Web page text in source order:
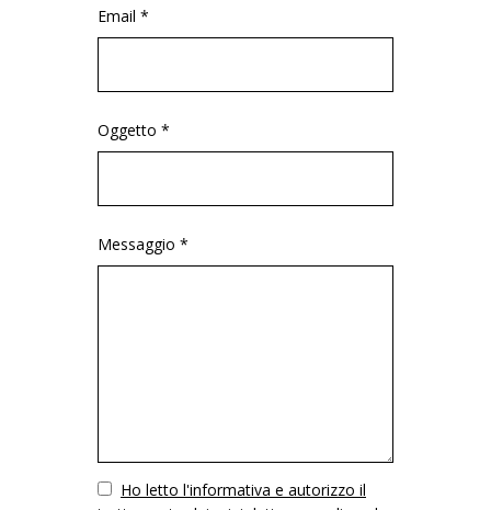
Email *
Oggetto *
Messaggio *
VuotoHo letto l'informativa e autorizzo il